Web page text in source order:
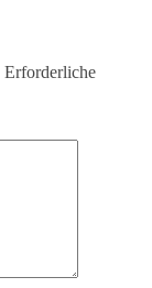
Erforderliche